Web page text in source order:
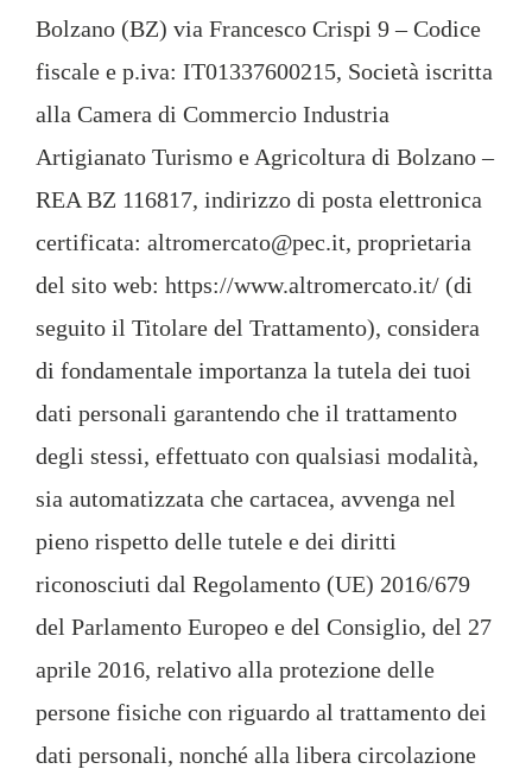
Bolzano (BZ) via Francesco Crispi 9 – Codice
fiscale e p.iva: IT01337600215, Società iscritta
alla Camera di Commercio Industria
Artigianato Turismo e Agricoltura di Bolzano –
REA BZ 116817, indirizzo di posta elettronica
certificata: altromercato@pec.it, proprietaria
del sito web: https://www.altromercato.it/ (di
seguito il Titolare del Trattamento), considera
di fondamentale importanza la tutela dei tuoi
dati personali garantendo che il trattamento
degli stessi, effettuato con qualsiasi modalità,
sia automatizzata che cartacea, avvenga nel
pieno rispetto delle tutele e dei diritti
riconosciuti dal Regolamento (UE) 2016/679
del Parlamento Europeo e del Consiglio, del 27
aprile 2016, relativo alla protezione delle
persone fisiche con riguardo al trattamento dei
dati personali, nonché alla libera circolazione